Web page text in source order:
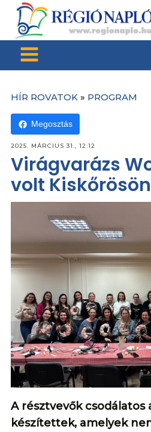
HÍR ROVATOK » PROGRAM
Megosztás
2025. MÁRCIUS 31., 12:12
Virágvarázs
volt Kiskőrösön
A résztvevők csodálatos
készítettek, amelyek